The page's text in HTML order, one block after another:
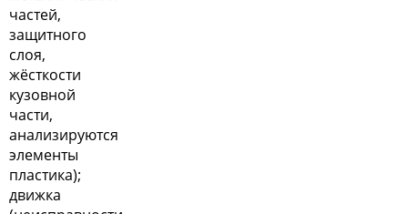
частей,
защитного
слоя,
жёсткости
кузовной
части,
анализируются
элементы
пластика);
движка